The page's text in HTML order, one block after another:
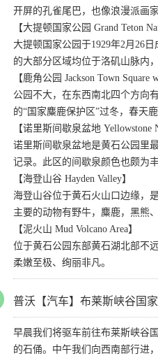
开屏的孔雀尾巴，也像浪漫派画
【大提顿国家公园 Grand Teton
大提顿国家公园于1929年2月26
的大部分区域均位于洛矶山脉内
【鹿角公园 Jackson Town
公园不大，在东西南北四个方向
的“国家麋鹿保护区”过冬，春天
【诺里斯间歇泉盆地 Yellowstone
诺里斯间歇泉盆地是黄石公园里
记录。此区的间歇泉颜色也颇为
【海登山谷 Hayden Valley】
海登山谷位于黄石火山口边缘，
主要的动物有野牛，麋鹿，黑熊
【泥火山 Mud Volcano Area】
位于黄石公园东部黄石湖北部不
柔嫩至极、绚丽非凡。
普沃【汽车】布莱斯峡谷国
早晨我们将驱车前往布莱斯峡谷
的石俑。中午我们向西南部行进